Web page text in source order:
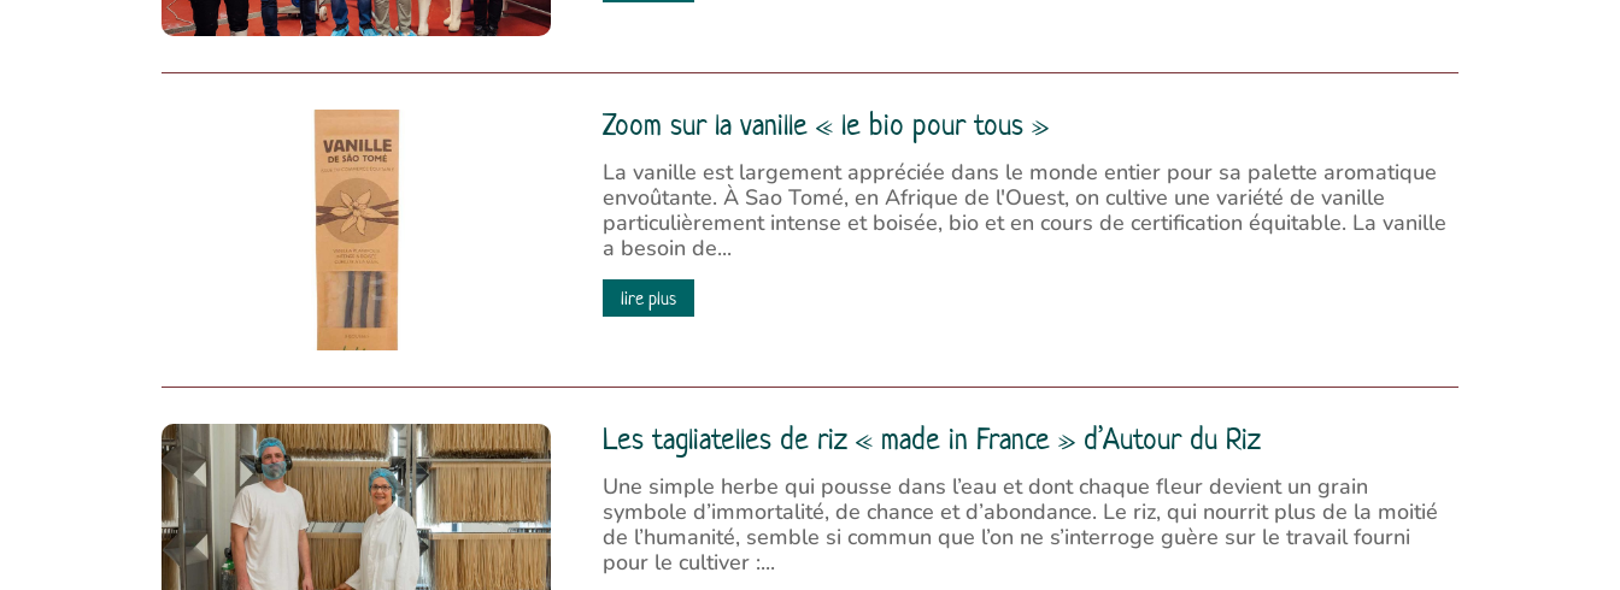
Zoom sur la vanille « le bio pour tous »
La vanille est largement appréciée dans le monde entier pour sa palette aromatique
envoûtante. À Sao Tomé, en Afrique de l'Ouest, on cultive une variété de vanille
particulièrement intense et boisée, bio et en cours de certification équitable. La vanille
a besoin de...
lire plus
Les tagliatelles de riz « made in France » d’Autour du Riz
Une simple herbe qui pousse dans l’eau et dont chaque fleur devient un grain
symbole d’immortalité, de chance et d’abondance. Le riz, qui nourrit plus de la moitié
de l’humanité, semble si commun que l’on ne s’interroge guère sur le travail fourni
pour le cultiver :...